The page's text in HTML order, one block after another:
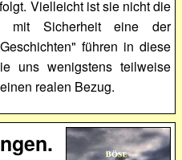
Vielleicht ist sie nicht die
mit Sicherheit eine der
führen in diese
uns wenigstens teilweise
realen Bezug.